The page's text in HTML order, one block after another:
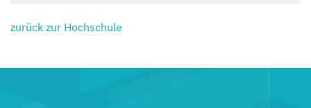
zurück zur Hochschule